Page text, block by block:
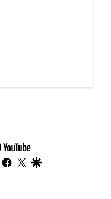
youtube-
footer
instagram
facebook
twitter